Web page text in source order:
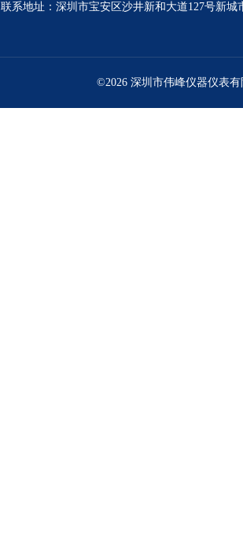
联系地址：深圳市宝安区沙井新和大道127号新城
©2026 深圳市伟峰仪器仪表